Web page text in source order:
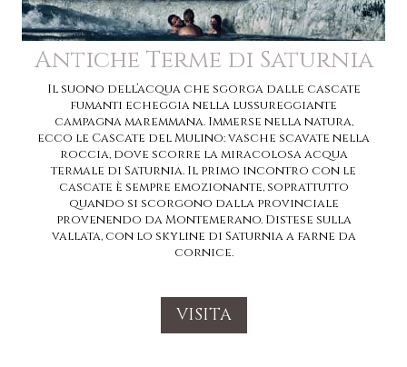
Antiche Terme di Saturnia
Il suono dell’acqua che sgorga dalle cascate
fumanti echeggia nella lussureggiante
campagna maremmana. Immerse nella natura,
ecco le Cascate del Mulino: vasche scavate nella
roccia, dove scorre la miracolosa acqua
termale di Saturnia. Il primo incontro con le
cascate è sempre emozionante, soprattutto
quando si scorgono dalla provinciale
provenendo da Montemerano. Distese sulla
vallata, con lo skyline di Saturnia a farne da
cornice.
VISITA